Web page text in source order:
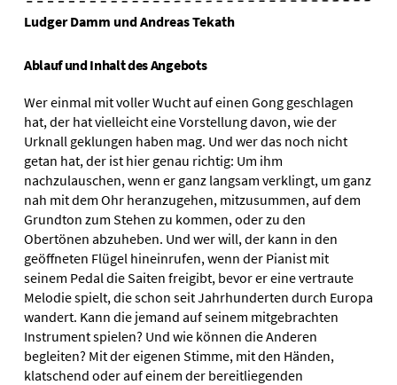
Ludger Damm und Andreas Tekath
Ablauf und Inhalt des Angebots
Wer einmal mit voller Wucht auf einen Gong geschlagen
hat, der hat vielleicht eine Vorstellung davon, wie der
Urknall geklungen haben mag. Und wer das noch nicht
getan hat, der ist hier genau richtig: Um ihm
nachzulauschen, wenn er ganz langsam verklingt, um ganz
nah mit dem Ohr heranzugehen, mitzusummen, auf dem
Grundton zum Stehen zu kommen, oder zu den
Obertönen abzuheben. Und wer will, der kann in den
geöffneten Flügel hineinrufen, wenn der Pianist mit
seinem Pedal die Saiten freigibt, bevor er eine vertraute
Melodie spielt, die schon seit Jahrhunderten durch Europa
wandert. Kann die jemand auf seinem mitgebrachten
Instrument spielen? Und wie können die Anderen
begleiten? Mit der eigenen Stimme, mit den Händen,
klatschend oder auf einem der bereitliegenden